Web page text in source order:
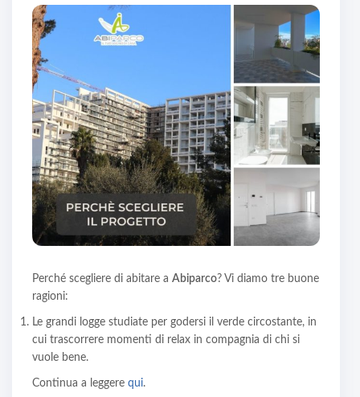
Perché scegliere di abitare a Abiparco? Vi diamo tre buone
ragioni:
Le grandi logge studiate per godersi il verde circostante, in
cui trascorrere momenti di relax in compagnia di chi si
vuole bene.
Continua a leggere qui.